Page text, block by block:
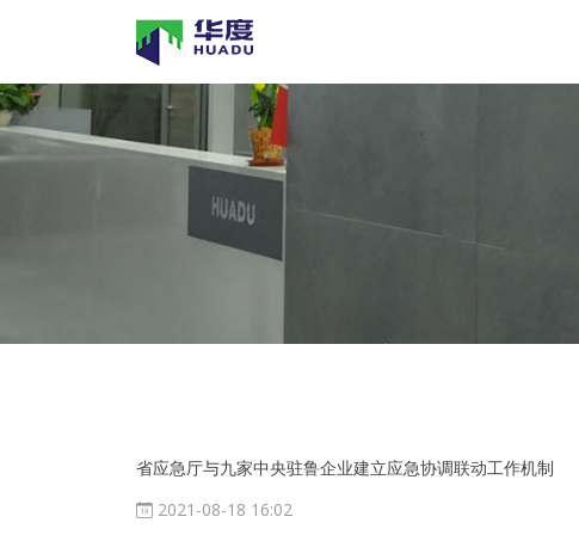
省应急厅与九家中央驻鲁企业建立应急协调联动工作机制
2021-08-18 16:02